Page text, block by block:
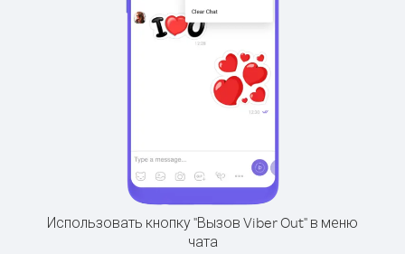
Использовать кнопку "Вызов Viber Out" в меню
чата